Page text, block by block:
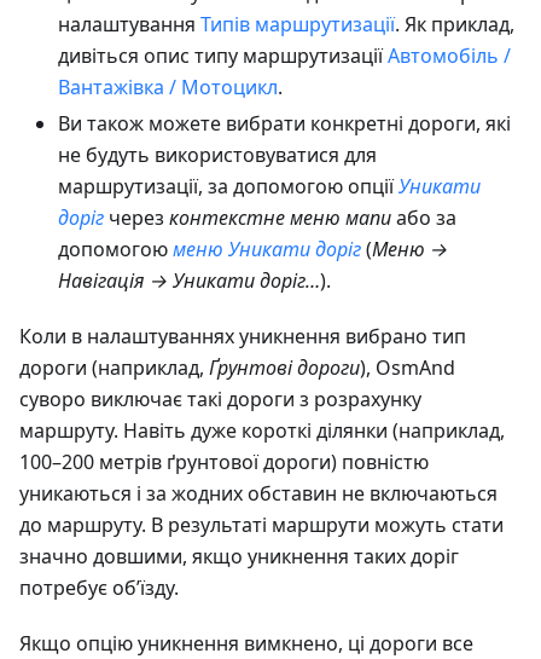
налаштування Типів маршрутизації. Як приклад,
дивіться опис типу маршрутизаціїАвтомобіль /
Вантажівка / Мотоцикл.
Ви також можете вибрати конкретні дороги, які
не будуть використовуватися для
маршрутизації, за допомогою опціїУникати
доріг через контекстне меню мапиабо за
допомогоюменю Уникати доріг(Меню →
Навігація → Уникати доріг…).
Коли в налаштуваннях уникнення вибрано тип
дороги (наприклад, Ґрунтові дороги), OsmAnd
суворо виключає такі дороги з розрахунку
маршруту. Навіть дуже короткі ділянки (наприклад,
100–200 метрів ґрунтової дороги) повністю
уникаються і за жодних обставин не включаються
до маршруту. В результаті маршрути можуть стати
значно довшими, якщо уникнення таких доріг
потребує об’їзду.
Якщо опцію уникнення вимкнено, ці дороги все